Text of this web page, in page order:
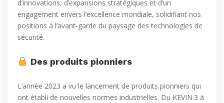
d’innovations, d’expansions stratégiques et d’un
engagement envers l’excellence mondiale, solidifiant nos
positions à l’avant-garde du paysage des technologies de
sécurité.
Des produits pionniers
L’année 2023 a vu le lancement de produits pionniers qui
ont établi de nouvelles normes industrielles. Du KEVIN.3 à